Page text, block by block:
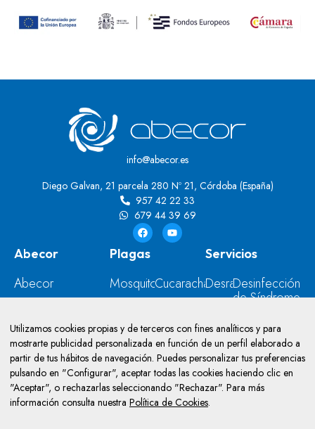
info@abecor.es
Diego Galvan, 21 parcela 280 Nº 21, Córdoba (España)
957 42 22 33
679 44 39 69
Abecor
Abecor
Blog
Plagas
Mosquitos
Hormigas
Ratones
Insectos
Cucarachas
Palomas
Avispas
Chinches
Servicios
Desratización
Desinfección
Control
de
Aves
Desinfección
de Síndrome
Control y
Prevención
de
Legionella
Utilizamos cookies propias y de terceros con fines analíticos y para
mostrarte publicidad personalizada en función de un perfil elaborado a
partir de tus hábitos de navegación. Puedes personalizar tus preferencias
pulsando en "Configurar", aceptar todas las cookies haciendo clic en
"Aceptar", o rechazarlas seleccionando "Rechazar". Para más
información consulta nuestra Política de Cookies.